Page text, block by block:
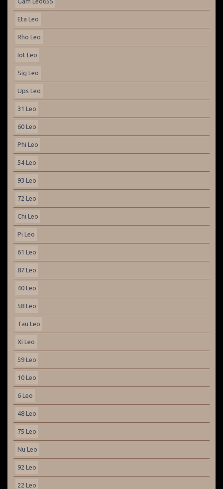
Eta Leo
Rho Leo
Iot Leo
Sig Leo
Ups Leo
31 Leo
60 Leo
Phi Leo
54 Leo
93 Leo
72 Leo
Chi Leo
Pi Leo
61 Leo
87 Leo
40 Leo
58 Leo
Tau Leo
Xi Leo
59 Leo
10 Leo
6 Leo
48 Leo
75 Leo
Nu Leo
92 Leo
22 Leo